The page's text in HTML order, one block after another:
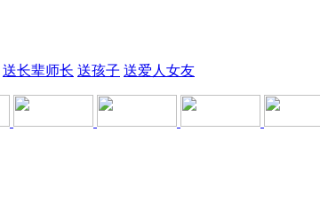
送长辈师长 送孩子 送爱人女友